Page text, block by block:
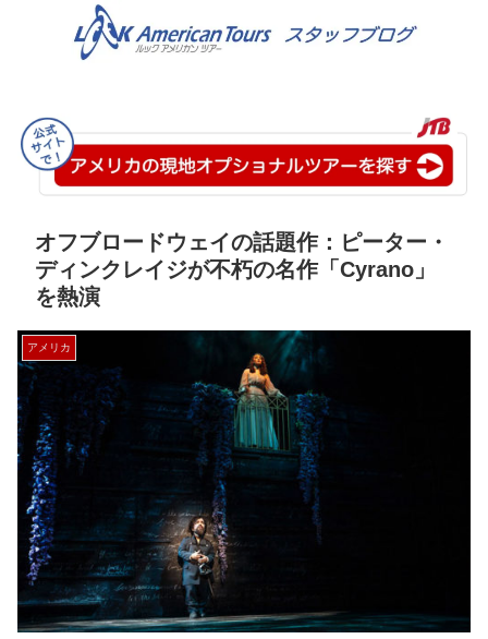
オフブロードウェイの話題作：ピーター・
ディンクレイジが不朽の名作「Cyrano」
を熱演
アメリカ